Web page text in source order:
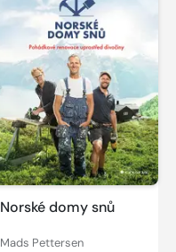
Norské domy snů
Mads Pettersen